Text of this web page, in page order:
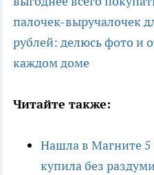
палочек-выручалочек
рублей: делюсь фото и
каждом доме
Читайте также:
Нашла в Магните 5
купила без